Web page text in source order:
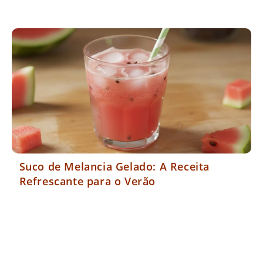
Suco de Melancia Gelado: A Receita
Refrescante para o Verão